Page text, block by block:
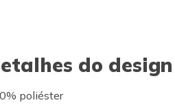
do design
poliéster